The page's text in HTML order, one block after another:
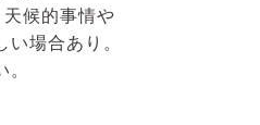
候的事情や
場合あり。